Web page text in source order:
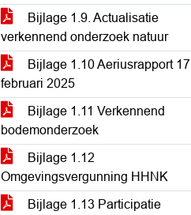
Bijlage 1.9. Actualisatie
verkennend onderzoek natuur
Bijlage 1.10 Aeriusrapport 17
februari 2025
Bijlage 1.11 Verkennend
bodemonderzoek
Bijlage 1.12
Omgevingsvergunning HHNK
Bijlage 1.13 Participatie